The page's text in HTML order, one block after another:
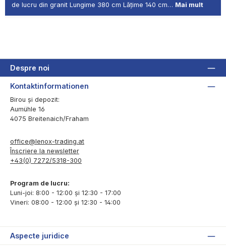
de lucru din granit Lungime 380 cm Lățime 140 cm… Mai mult
Despre noi
Kontaktinformationen
Birou și depozit:
Aumühle 16
4075 Breitenaich/Fraham
office@lenox-trading.at
Înscriere la newsletter
+43(0) 7272/5318-300
Program de lucru:
Luni-joi: 8:00 - 12:00 și 12:30 - 17:00
Vineri: 08:00 - 12:00 și 12:30 - 14:00
Aspecte juridice